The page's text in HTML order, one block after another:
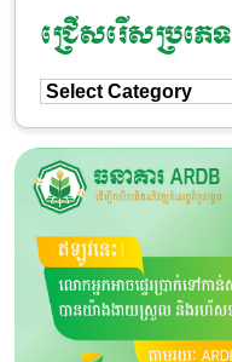
ជ្រើសរើសប្រភេទ
ជ្រើសរើស
ប្រភេទ